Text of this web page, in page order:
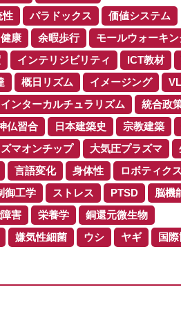
性 パラドックス
価値システム
健康 余暇歩行
モールウォーキン
インテリジビリティ ICT教材
概日リズム イメージング
インターカルチュラリズム 統合政
仏習合 日本建築史 宗教建築
マオンチップ 大気圧プラズマ
言語変化 身体性
ロボティクス
御工学 ストレス PTSD
脳機
害 栄養学
銅還元微生物
嫌気性細菌 ウシ ヤギ
国